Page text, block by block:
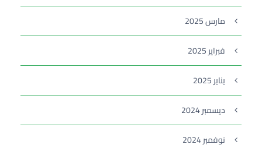
مارس 2025
فبراير 2025
يناير 2025
ديسمبر 2024
نوفمبر 2024